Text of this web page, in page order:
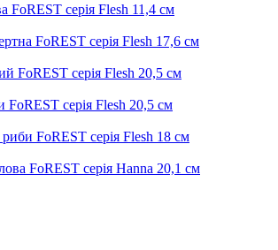
FoREST серія Flesh 11,4 см
FoREST серія Flesh 17,6 см
FoREST серія Flesh 20,5 см
FoREST серія Flesh 20,5 см
FoREST серія Flesh 18 см
FoREST серія Hanna 20,1 см